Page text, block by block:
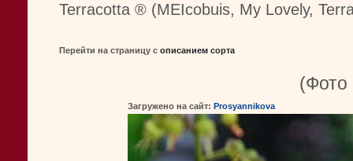
Terracotta ® (MEIcobuis, My Lovely,
Перейти на страницу с описанием сорта
(Фото
Загружено на сайт: Prosyannikova